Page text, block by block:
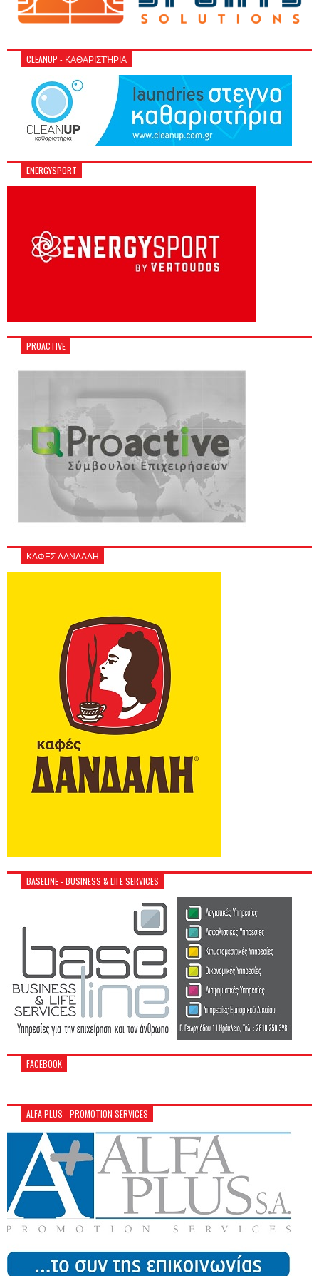
CLEANUP - ΚΑΘΑΡΙΣΤΉΡΙΑ
ENERGYSPORT
PROACTIVE
ΚΑΦΕΣ ΔΑΝΔΑΛΗ
BASELINE - BUSINESS & LIFE SERVICES
FACEBOOK
ALFA PLUS - PROMOTION SERVICES